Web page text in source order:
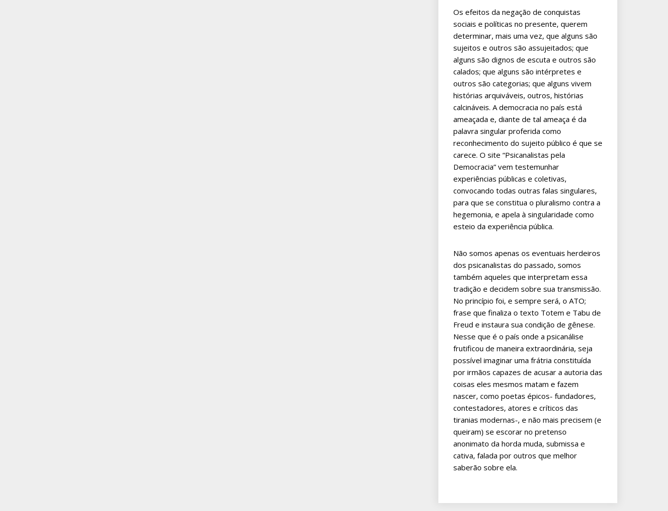
Os efeitos da negação de conquistas
sociais e políticas no presente, querem
determinar, mais uma vez, que alguns são
sujeitos e outros são assujeitados; que
alguns são dignos de escuta e outros são
calados; que alguns são intérpretes e
outros são categorias; que alguns vivem
histórias arquiváveis, outros, histórias
calcináveis. A democracia no país está
ameaçada e, diante de tal ameaça é da
palavra singular proferida como
reconhecimento do sujeito público é que se
carece. O site “Psicanalistas pela
Democracia” vem testemunhar
experiências públicas e coletivas,
convocando todas outras falas singulares,
para que se constitua o pluralismo contra a
hegemonia, e apela à singularidade como
esteio da experiência pública.
Não somos apenas os eventuais herdeiros
dos psicanalistas do passado, somos
também aqueles que interpretam essa
tradição e decidem sobre sua transmissão.
No princípio foi, e sempre será, o ATO;
frase que finaliza o texto Totem e Tabu de
Freud e instaura sua condição de gênese.
Nesse que é o país onde a psicanálise
frutificou de maneira extraordinária, seja
possível imaginar uma frátria constituída
por irmãos capazes de acusar a autoria das
coisas eles mesmos matam e fazem
nascer, como poetas épicos- fundadores,
contestadores, atores e críticos das
tiranias modernas-, e não mais precisem (e
queiram) se escorar no pretenso
anonimato da horda muda, submissa e
cativa, falada por outros que melhor
saberão sobre ela.